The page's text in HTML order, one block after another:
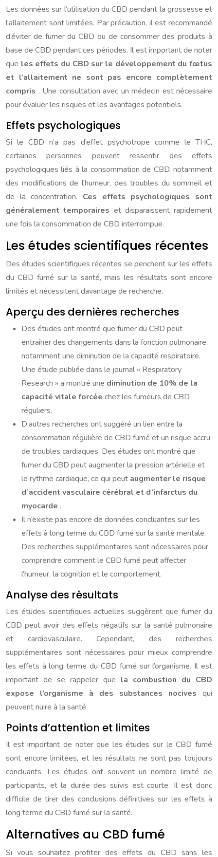
Les données sur l’utilisation du CBD pendant la grossesse et
l’allaitement sont limitées. Par précaution, il est recommandé
d’éviter de fumer du CBD ou de consommer des produits à
base de CBD pendant ces périodes. Il est important de noter
que les effets du CBD sur le développement du fœtus
et l’allaitement ne sont pas encore complètement
compris . Une consultation avec un médecin est nécessaire
pour évaluer les risques et les avantages potentiels.
Effets psychologiques
Si le CBD n’a pas d’effet psychotrope comme le THC,
certaines personnes peuvent ressentir des effets
psychologiques liés à la consommation de CBD, notamment
des modifications de l’humeur, des troubles du sommeil et
de la concentration. Ces effets psychologiques sont
généralement temporaires et disparaissent rapidement
une fois la consommation de CBD interrompue.
Les études scientifiques récentes
Des études scientifiques récentes se penchent sur les effets
du CBD fumé sur la santé, mais les résultats sont encore
limités et nécessitent davantage de recherche.
Aperçu des dernières recherches
Des études ont montré que fumer du CBD peut
entraîner des changements dans la fonction pulmonaire,
notamment une diminution de la capacité respiratoire.
Une étude publiée dans le journal « Respiratory
Research » a montré une diminution de 10% de la
capacité vitale forcée chez les fumeurs de CBD
réguliers.
D’autres recherches ont suggéré un lien entre la
consommation régulière de CBD fumé et un risque accru
de troubles cardiaques. Des études ont montré que
fumer du CBD peut augmenter la pression artérielle et
le rythme cardiaque, ce qui peut augmenter le risque
d’accident vasculaire cérébral et d’infarctus du
myocarde .
Il n’existe pas encore de données concluantes sur les
effets à long terme du CBD fumé sur la santé mentale.
Des recherches supplémentaires sont nécessaires pour
comprendre comment le CBD fumé peut affecter
l’humeur, la cognition et le comportement.
Analyse des résultats
Les études scientifiques actuelles suggèrent que fumer du
CBD peut avoir des effets négatifs sur la santé pulmonaire
et cardiovasculaire. Cependant, des recherches
supplémentaires sont nécessaires pour mieux comprendre
les effets à long terme du CBD fumé sur l’organisme. Il est
important de se rappeler que la combustion du CBD
expose l’organisme à des substances nocives qui
peuvent nuire à la santé.
Points d’attention et limites
Il est important de noter que les études sur le CBD fumé
sont encore limitées, et les résultats ne sont pas toujours
concluants. Les études ont souvent un nombre limité de
participants, et la durée des suivis est courte. Il est donc
difficile de tirer des conclusions définitives sur les effets à
long terme du CBD fumé sur la santé.
Alternatives au CBD fumé
Si vous souhaitez profiter des effets du CBD sans les